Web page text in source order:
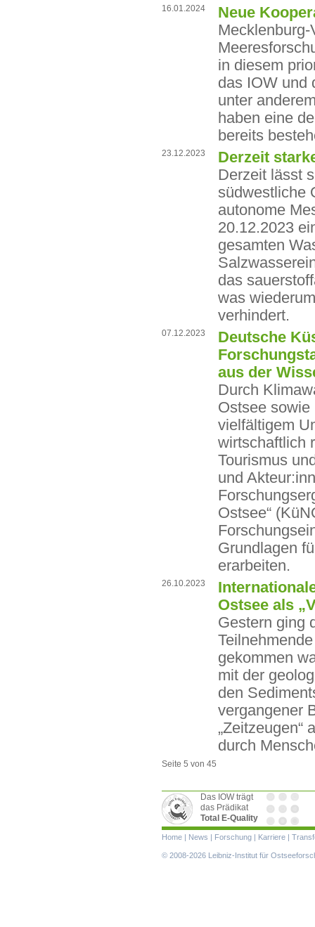
16.01.2024
Neue
in diesem
das IOW und
unter
haben eine
bereits
23.12.2023
Derzeit
Derzeit lässt
südwestliche
autonome
20.12.2023
gesamten
das
was
verhindert.
07.12.2023
Deutsche
aus der
Durch
Ostsee
vielfältigem
wirtschaftlich
Tourismus
und
Ostsee“
Grundlagen
erarbeiten.
26.10.2023
Ostsee als
Gestern ging
gekommen
mit der
den
vergangener
„Zeitzeugen“
durch
Seite 5 von 45
Das IOW trägt
das Prädikat
Total E-Quality
Navigation
überspringen
Home | News | Forschung | Karriere |
© 2008-2026 Leibniz-Institut für